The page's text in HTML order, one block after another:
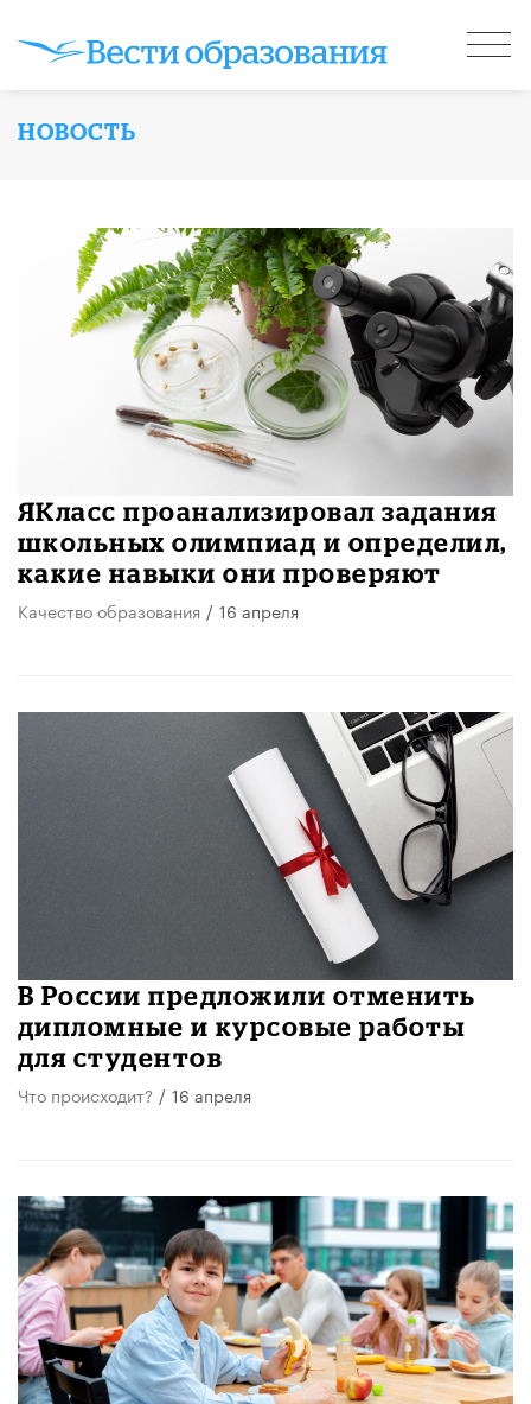
НОВОСТЬ
​ЯКласс проанализировал задания
школьных олимпиад и определил,
какие навыки они проверяют
Качество образования / 16 апреля
В России предложили отменить
дипломные и курсовые работы
для студентов
Что происходит? / 16 апреля